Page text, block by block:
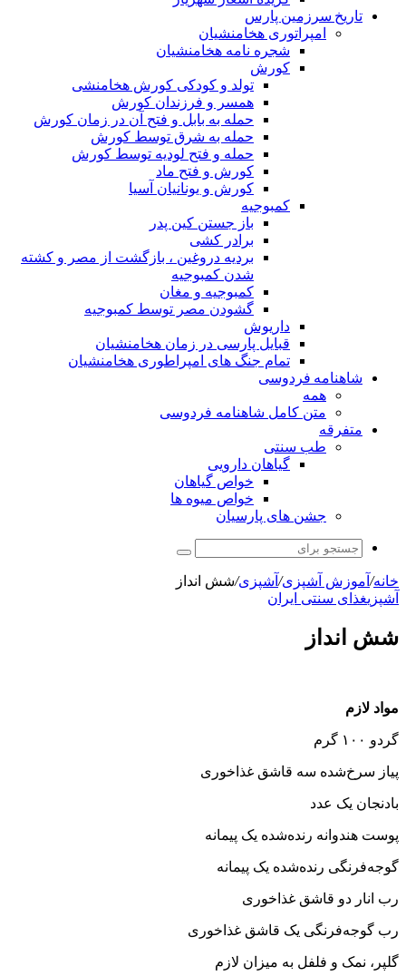
تاریخ سرزمین پارس
امپراتوری هخامنشیان
شجره نامه هخامنشیان
کورش
تولد و کودکی کورش هخامنشی
همسر و فرزندان کورش
حمله به بابل و فتح آن در زمان کورش
حمله به شرق توسط کورش
حمله و فتح لودیه توسط کورش
کورش و فتح ماد
کورش و یونانیان آسیا
کمبوجیه
باز جستن کین پدر
برادر کشی
بردیه دروغین ، بازگشت از مصر و کشته
شدن کمبوجیه
کمبوجیه و مغان
گشودن مصر توسط کمبوجیه
داریوش
قبایل پارسی در زمان هخامنشیان
تمام جنگ های امپراطوری هخامنشیان
شاهنامه فردوسی
همه
متن کامل شاهنامه فردوسی
متفرقه
طب سنتی
گیاهان دارویی
خواص گیاهان
خواص میوه ها
جشن های پارسیان
جستجو
برای
خانه/ آموزش آشپزی/ آشپزی/شش انداز
آشپزیغذای سنتی ایران
شش انداز
مواد لازم
گردو ۱۰۰ گرم
پیاز سرخ‌شده سه قاشق غذاخوری
بادنجان یک عدد
پوست هندوانه‌ رنده‌شده یک پیمانه
گوجه‌فرنگی رنده‌شده یک پیمانه
رب انار دو قاشق غذاخوری
رب گوجه‌فرنگی یک قاشق غذاخوری
گلپر، نمک و فلفل به میزان لازم